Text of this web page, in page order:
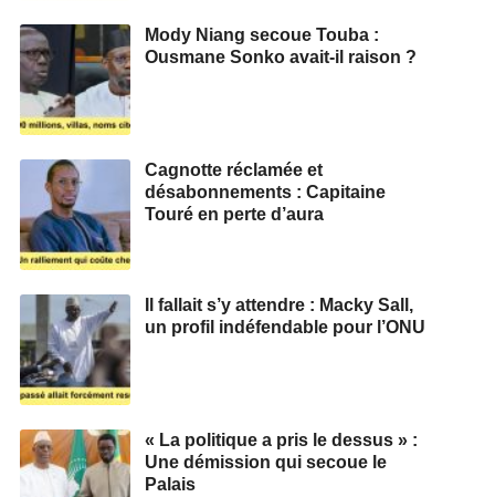
Mody Niang secoue Touba :
Ousmane Sonko avait-il raison ?
Cagnotte réclamée et
désabonnements : Capitaine
Touré en perte d’aura
Il fallait s’y attendre : Macky Sall,
un profil indéfendable pour l’ONU
« La politique a pris le dessus » :
Une démission qui secoue le
Palais